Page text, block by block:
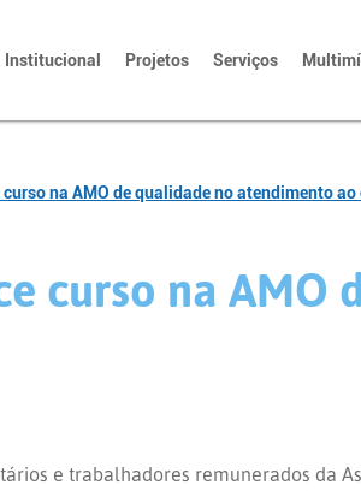
Institucional Projetos Serviços
curso na AMO de qualidade no atendimento
curso na
e trabalhadores remunerados da